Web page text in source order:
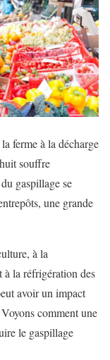
ferme à la décharge
souffre
gaspillage se
une grande
à la
à la réfrigération des
avoir un impact
comment une
le gaspillage